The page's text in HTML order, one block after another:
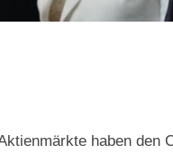
haben